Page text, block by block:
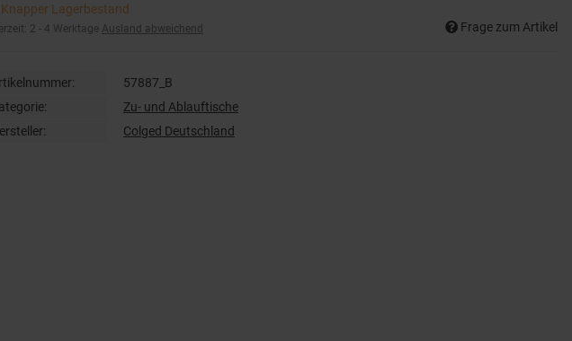
Knapper Lagerbestand
2 - 4 Werktage Ausland abweichend Frage zum Artikel
57887_B
Zu- und Ablauftische
Colged Deutschland